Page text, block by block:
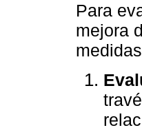
Para
mejora